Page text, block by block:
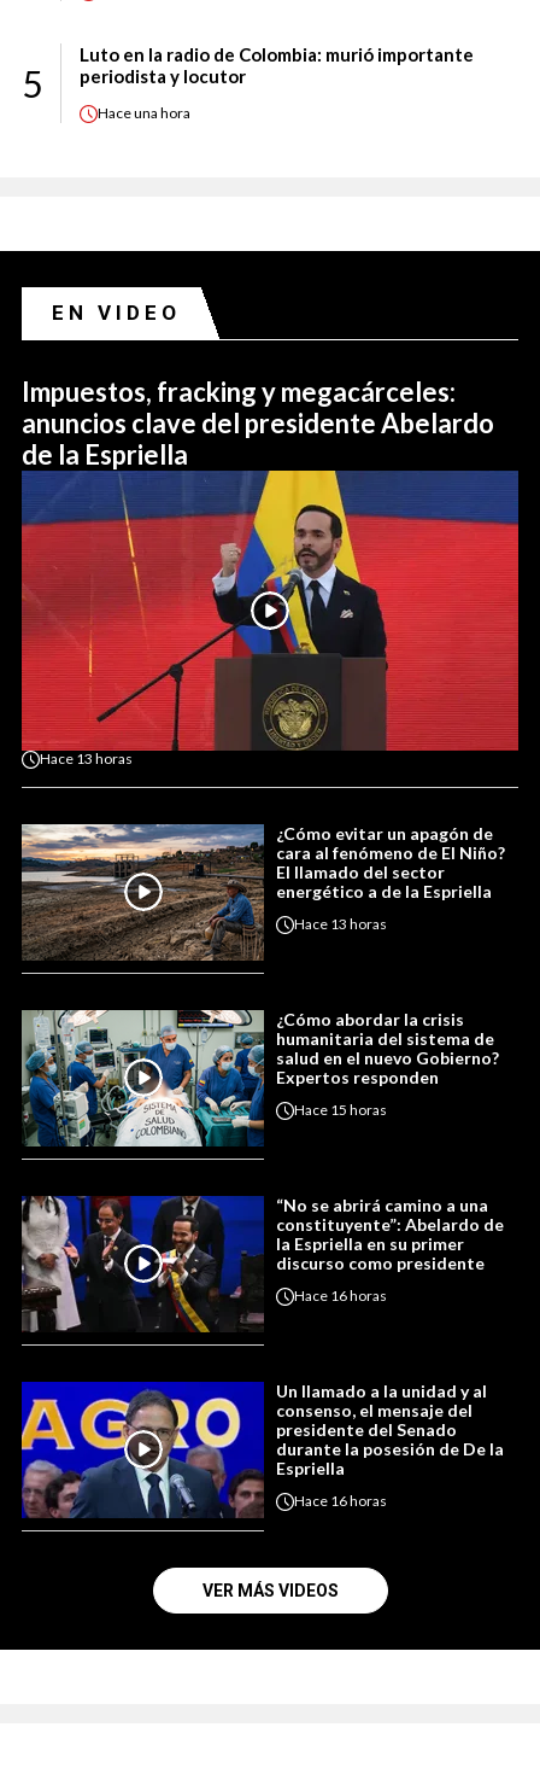
5
Luto en la radio de Colombia: murió importante
periodista y locutor
Haceuna hora
EN VIDEO
Impuestos, fracking y megacárceles:
anuncios clave del presidente Abelardo
de la Espriella
Hace 13 horas
¿Cómo evitar un apagón de
cara al fenómeno de El Niño?
El llamado del sector
energético a de la Espriella
Hace 13 horas
¿Cómo abordar la crisis
humanitaria del sistema de
salud en el nuevo Gobierno?
Expertos responden
Hace 15 horas
“No se abrirá camino a una
constituyente”: Abelardo de
la Espriella en su primer
discurso como presidente
Hace 16 horas
Un llamado a la unidad y al
consenso, el mensaje del
presidente del Senado
durante la posesión de De la
Espriella
Hace 16 horas
VER MÁS VIDEOS